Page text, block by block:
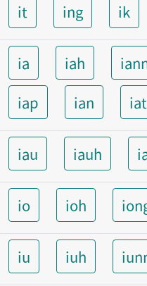
it
ing ik
ia iah
iap
ian iat
iau iauh
io ioh
iu iuh